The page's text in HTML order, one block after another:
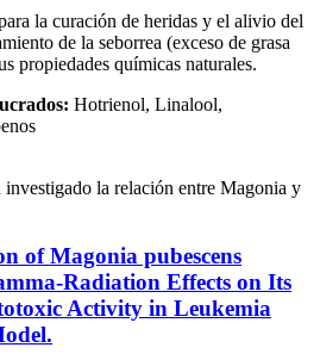
la curación de heridas y el alivio del
de la seborrea (exceso de grasa
propiedades químicas naturales.
Hotrienol, Linalool,
investigado la relación entre Magonia y
of Magonia pubescens
Radiation Effects on Its
Activity in Leukemia